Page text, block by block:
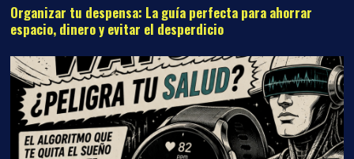
Organizar tu despensa: La guía perfecta para ahorrar
espacio, dinero y evitar el desperdicio